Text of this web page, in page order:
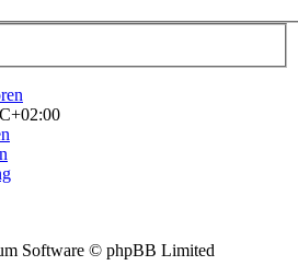
Software © phpBB Limited